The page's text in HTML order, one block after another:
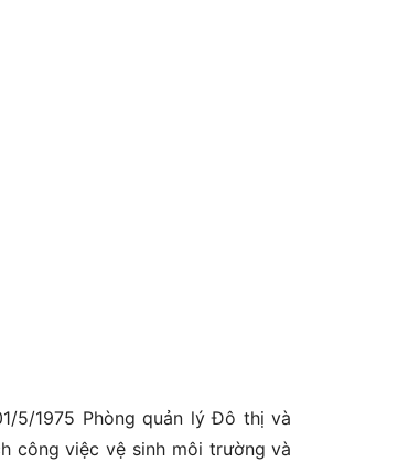
5/1975 Phòng quản lý Đô thị và
công việc vệ sinh môi trường và